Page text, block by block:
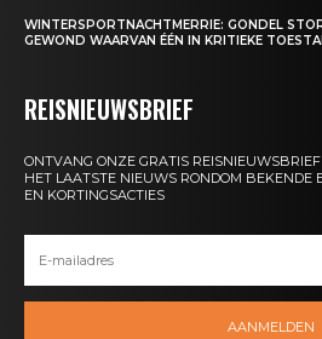
WINTERSPORTNACHTMERRIE: GONDEL
GEWOND WAARVAN ÉÉN IN KRITIEKE
REISNIEUWSBRIEF
ONTVANG ONZE GRATIS
HET LAATSTE NIEUWS RONDOM BEKENDE
EN KORTINGSACTIES
AANMELDEN